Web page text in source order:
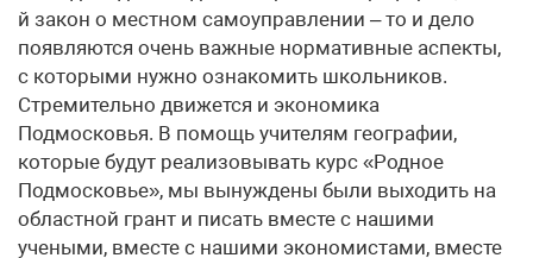
й закон о местном самоуправлении – то и дело
появляются очень важные нормативные аспекты,
с которыми нужно ознакомить школьников.
Стремительно движется и экономика
Подмосковья. В помощь учителям географии,
которые будут реализовывать курс «Родное
Подмосковье», мы вынуждены были выходить на
областной грант и писать вместе с нашими
учеными, вместе с нашими экономистами, вместе